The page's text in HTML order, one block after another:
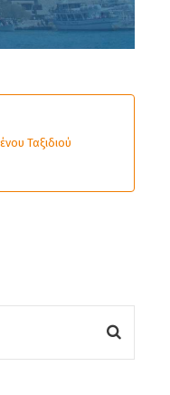
Ταξιδιού
λεωφορείο.
ως